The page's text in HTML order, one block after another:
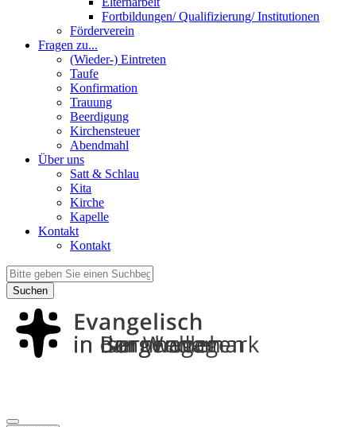
Fortbildungen/ Qualifizierung/ Institutionen
Förderverein
Fragen zu...
(Wieder-) Eintreten
Taufe
Konfirmation
Trauung
Beerdigung
Kirchensteuer
Abendmahl
Über uns
Satt & Schlau
Kita
Kirche
Kapelle
Kontakt
Kontakt
Suchen